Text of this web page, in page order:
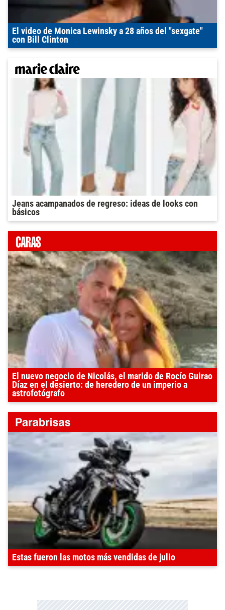
El video de Monica Lewinsky a 28 años del "sexgate"
con Bill Clinton
Jeans acampanados de regreso: ideas de looks con
básicos
El nuevo negocio de Nicolás, el marido de Rocío Guirao
Díaz en el desierto: de heredero de un imperio a
astrofotógrafo
Estas fueron las motos más vendidas de julio